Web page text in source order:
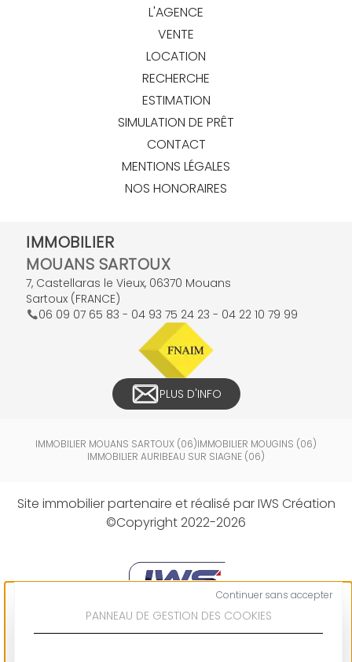
L'AGENCE
VENTE
LOCATION
RECHERCHE
ESTIMATION
SIMULATION DE PRÊT
CONTACT
MENTIONS LÉGALES
NOS HONORAIRES
IMMOBILIER
MOUANS SARTOUX
7, Castellaras le Vieux, 06370 Mouans
Sartoux (FRANCE)
06 09 07 65 83 - 04 93 75 24 23 - 04 22 10 79 99
PLUS D'INFO
IMMOBILIER MOUANS SARTOUX (06)IMMOBILIER MOUGINS (06)
IMMOBILIER AURIBEAU SUR SIAGNE (06)
Site immobilier partenaire et réalisé par IWS Création
©Copyright 2022-2026
Continuer sans accepter
PANNEAU DE GESTION DES COOKIES